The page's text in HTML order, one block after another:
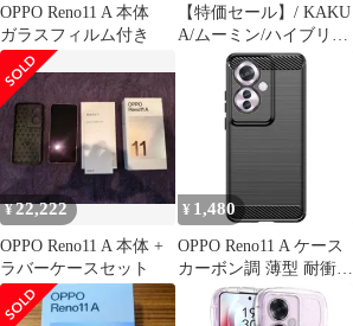
OPPO Reno11 A 本体
ガラスフィルム付き
【特価セール】/ KAKU
A/ムーミン/ハイブリッ
ドケース パターン_2
Reno11 OPPO IQ-
AOPR11AK3TB/MT014
イングレム
¥22,222
OPPO Reno11 A 本体 +
ラバーケースセット
¥ 1,480
OPPO Reno11 A ケース
カーボン調 薄型 耐衝撃
ソフト ケース
【Color】ブラック